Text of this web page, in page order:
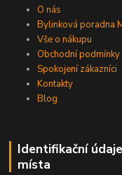
O nás
Bylinková poradna
Vše o nákupu
Obchodní podmínky
Spokojení zákazníci
Kontakty
Blog
Identifikační
místa